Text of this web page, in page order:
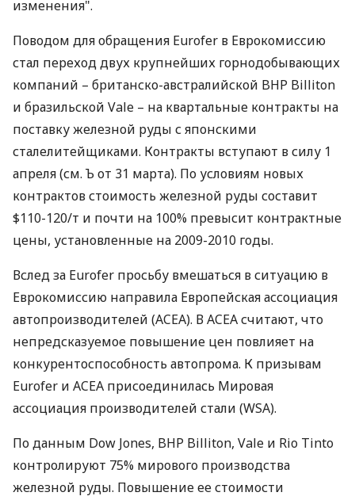
изменения".
Поводом для обращения Eurofer в Еврокомиссию
стал переход двух крупнейших горнодобывающих
компаний – британско-австралийской BHP Billiton
и бразильской Vale – на квартальные контракты на
поставку железной руды с японскими
сталелитейщиками. Контракты вступают в силу 1
апреля (см. Ъ от 31 марта). По условиям новых
контрактов стоимость железной руды составит
$110-120/т и почти на 100% превысит контрактные
цены, установленные на 2009-2010 годы.
Вслед за Eurofer просьбу вмешаться в ситуацию в
Еврокомиссию направила Европейская ассоциация
автопроизводителей (ACEA). В ACEA считают, что
непредсказуемое повышение цен повлияет на
конкурентоспособность автопрома. К призывам
Eurofer и ACEA присоединилась Мировая
ассоциация производителей стали (WSA).
По данным Dow Jones, BHP Billiton, Vale и Rio Tinto
контролируют 75% мирового производства
железной руды. Повышение ее стоимости